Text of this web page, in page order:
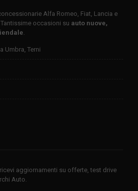
Alfa Romeo, Fiat, Lancia e
occasioni su auto nuove,
Umbra, Terni
aggiornamenti su offerte, test drive
Auto.